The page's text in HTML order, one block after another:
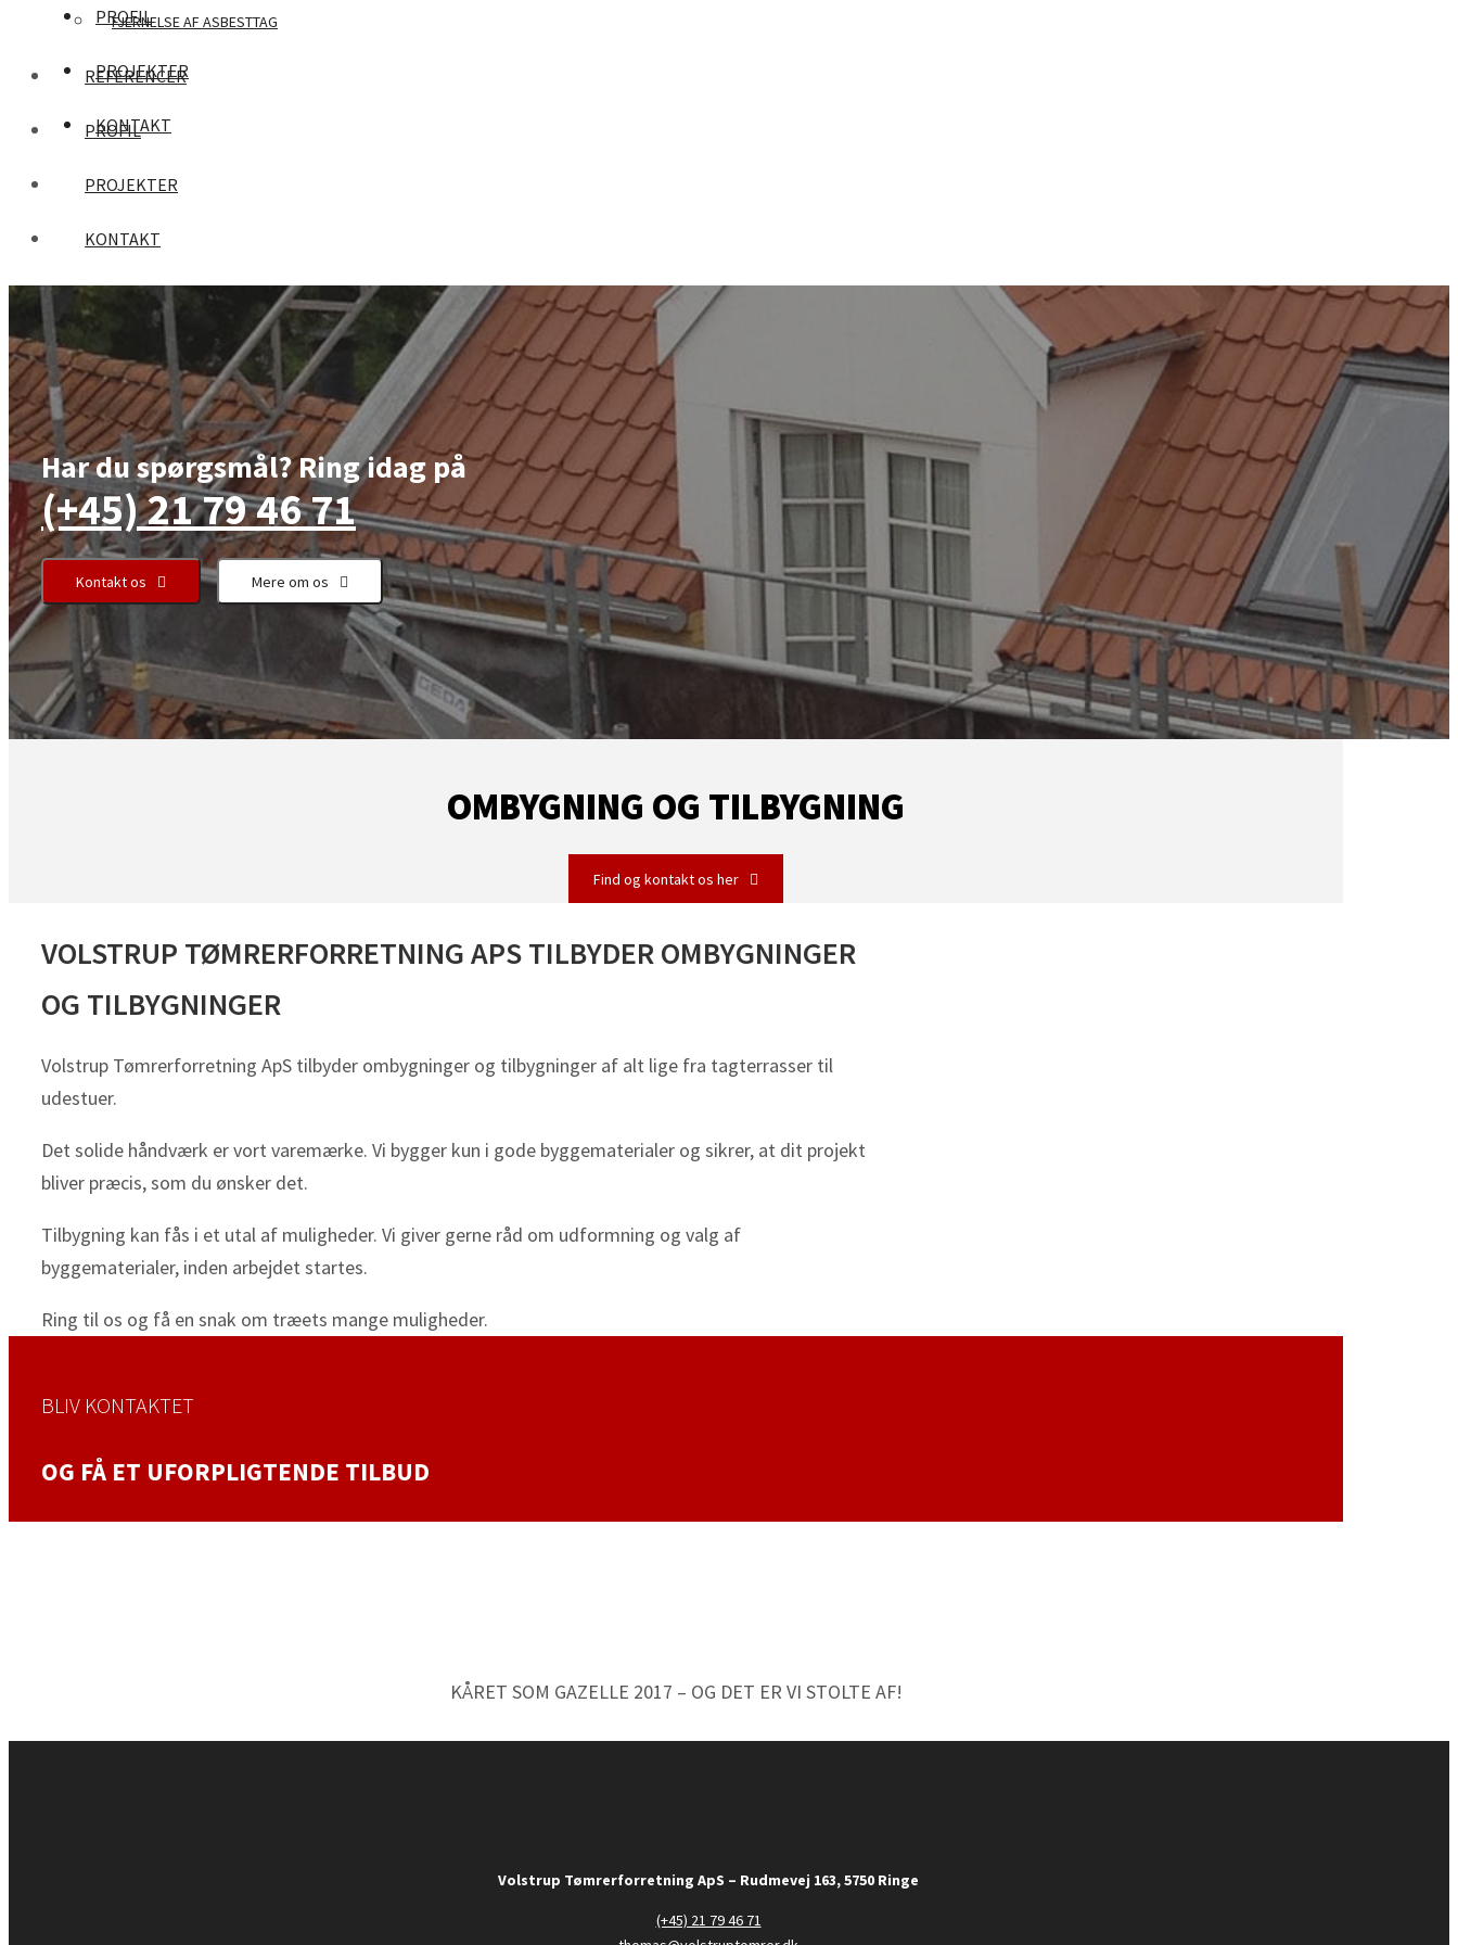
PROFIL
PROJEKTER
KONTAKT
FJERNELSE AF ASBESTTAG
REFERENCER
PROFIL
PROJEKTER
KONTAKT
Har du spørgsmål? Ring idag på
(+45) 21 79 46 71
Kontakt os Mere om os
OMBYGNING OG TILBYGNING
Find og kontakt os her
VOLSTRUP TØMRERFORRETNING APS TILBYDER OMBYGNINGER
OG TILBYGNINGER
Volstrup Tømrerforretning ApS tilbyder ombygninger og tilbygninger af alt lige fra tagterrasser til
udestuer.
Det solide håndværk er vort varemærke. Vi bygger kun i gode byggematerialer og sikrer, at dit projekt
bliver præcis, som du ønsker det.
Tilbygning kan fås i et utal af muligheder. Vi giver gerne råd om udformning og valg af
byggematerialer, inden arbejdet startes.
Ring til os og få en snak om træets mange muligheder.​
BLIV KONTAKTET
OG FÅ ET UFORPLIGTENDE TILBUD
KÅRET SOM GAZELLE 2017 – OG DET ER VI STOLTE AF!
Volstrup Tømrerforretning ApS – Rudmevej 163, 5750 Ringe
(+45) 21 79 46 71